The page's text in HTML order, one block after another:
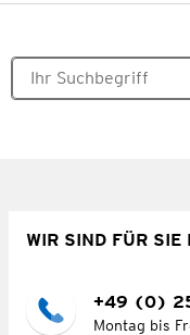
WIR SIND FÜR SIE
+49 (0)
Montag bis